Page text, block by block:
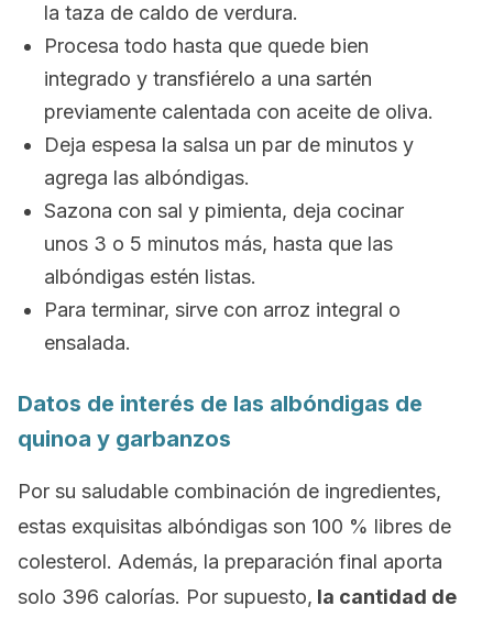
la taza de caldo de verdura.
Procesa todo hasta que quede bien
integrado y transfiérelo a una sartén
previamente calentada con aceite de oliva.
Deja espesa la salsa un par de minutos y
agrega las albóndigas.
Sazona con sal y pimienta, deja cocinar
unos 3 o 5 minutos más, hasta que las
albóndigas estén listas.
Para terminar, sirve con arroz integral o
ensalada.
Datos de interés de las albóndigas de
quinoa y garbanzos
Por su saludable combinación de ingredientes,
estas exquisitas albóndigas son 100 % libres de
colesterol. Además, la preparación final aporta
solo 396 calorías. Por supuesto, la cantidad de